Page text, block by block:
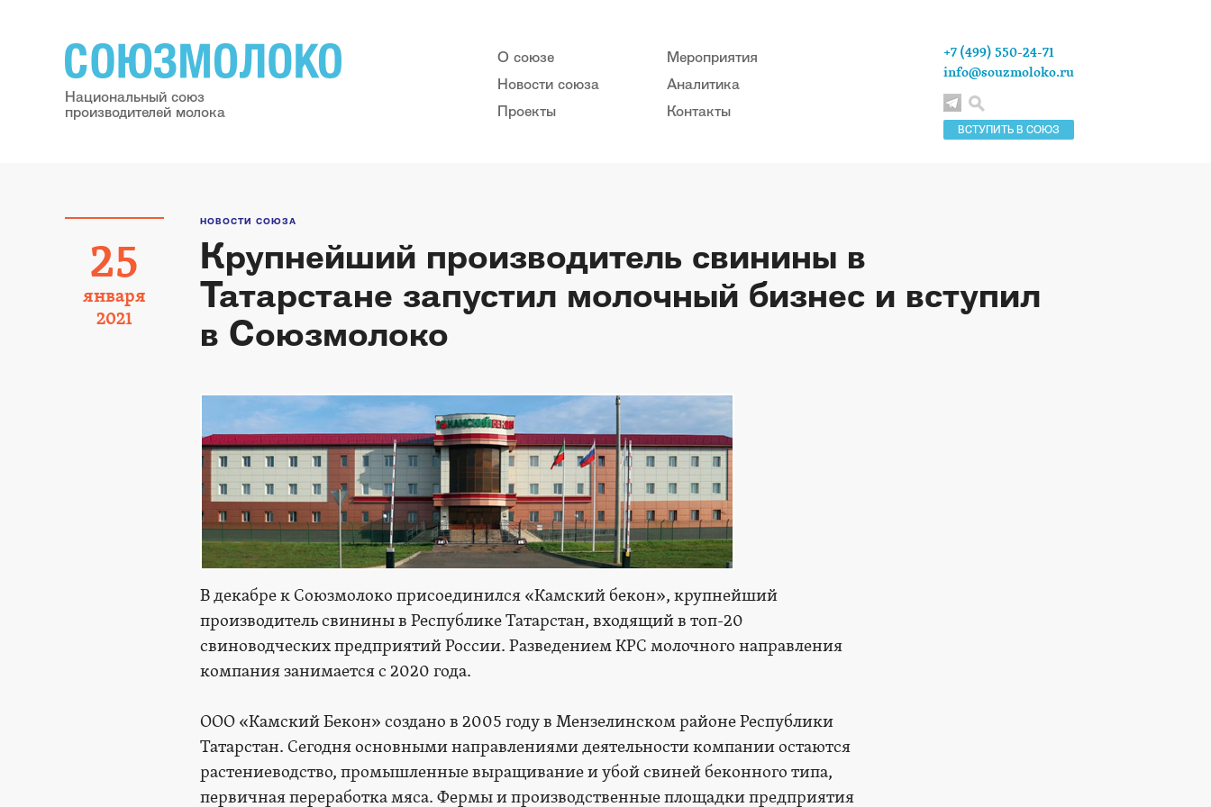
Национальный союз
производителей молока
О союзе
Новости союза
Проекты
Мероприятия
Аналитика
Контакты
ВСТУПИТЬ В СОЮЗ
+7 (499) 550-24-71
info@souzmoloko.ru
25
января
2021
НОВОСТИ СОЮЗА
Крупнейший производитель свинины в
Татарстане запустил молочный бизнес и вступил
в Союзмолоко
В декабре к Союзмолоко присоединился «Камский бекон», крупнейший
производитель свинины в Республике Татарстан, входящий в топ-20
свиноводческих предприятий России. Разведением КРС молочного направления
компания занимается с 2020 года.
ООО «Камский Бекон» создано в 2005 году в Мензелинском районе Республики
Татарстан. Сегодня основными направлениями деятельности компании остаются
растениеводство, промышленные выращивание и убой свиней беконного типа,
первичная переработка мяса. Фермы и производственные площадки предприятия